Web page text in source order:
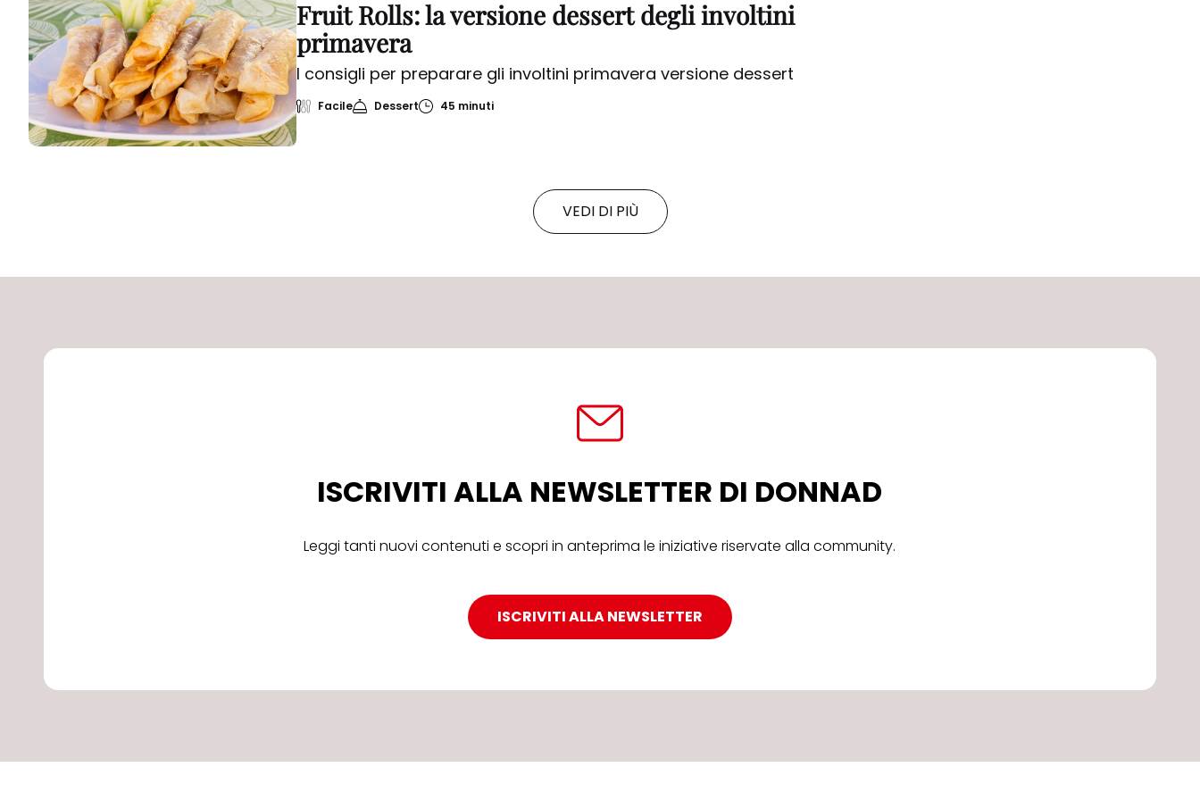
Fruit Rolls: la versione dessert degli involtini
primavera
I consigli per preparare gli involtini primavera versione dessert
Facile Dessert 45 minuti
VEDI DI PIÙ
ISCRIVITI ALLA NEWSLETTER DI DONNAD
Leggi tanti nuovi contenuti e scopri in anteprima le iniziative riservate alla community.
ISCRIVITI ALLA NEWSLETTER